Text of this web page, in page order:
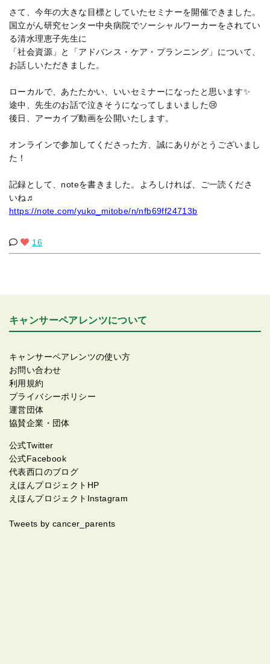
さて、今年の大きな目標としていたセミナーを開催できました。
国立がん研究センター中央病院でソーシャルワーカーをされてい
る清水理恵子先生に
「社会資源」と「アドバンス・ケア・プランニング」について、
お話しいただきました。
ローカルで、あたたかい、いいセミナーになったと思います✨
途中、先生のお話で泣きそうになってしまいました😢
後日、アーカイブ動画を公開いたします。
オンラインで参加してくださった方、誠にありがとうございまし
た！
記録として、noteを書きました。よろしければ、ご一読くださ
いね♬
https://note.com/yuko_mitobe/n/nfb69ff24713b
16
キャンサーペアレンツについて
キャンサーペアレンツの使い方
お問い合わせ
利用規約
プライバシーポリシー
運営団体
協賛企業・団体
公式Twitter
公式Facebook
代表西口のブログ
えほんプロジェクトHP
えほんプロジェクトInstagram
Tweets by cancer_parents